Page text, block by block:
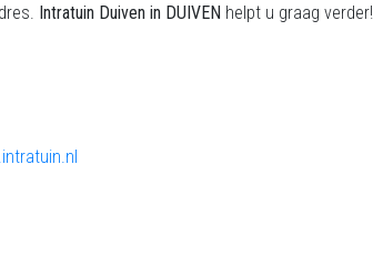
Intratuin Duiven in DUIVEN helpt u graag verder!